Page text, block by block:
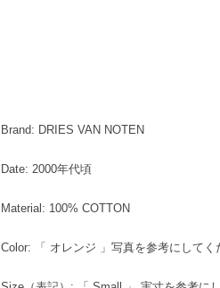
Brand: DRIES VAN NOTEN
Date: 2000年代頃
Material: 100% COTTON
Color: 「 オレンジ 」写真を参考にしてく